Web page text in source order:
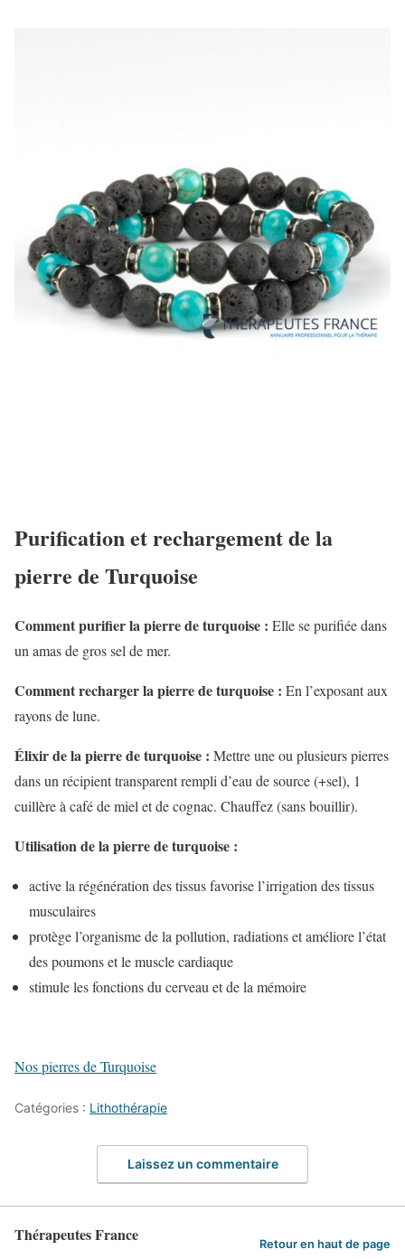
Purification et rechargement de la
pierre de Turquoise
Comment purifier la pierre de turquoise : Elle se purifiée dans
un amas de gros sel de mer.
Comment recharger la pierre de turquoise : En l’exposant aux
rayons de lune.
Élixir de la pierre de turquoise : Mettre une ou plusieurs pierres
dans un récipient transparent rempli d’eau de source (+sel), 1
cuillère à café de miel et de cognac. Chauffez (sans bouillir).
Utilisation de la pierre de turquoise :
active la régénération des tissus favorise l’irrigation des tissus
musculaires
protège l’organisme de la pollution, radiations et améliore l’état
des poumons et le muscle cardiaque
stimule les fonctions du cerveau et de la mémoire
Nos pierres de Turquoise
Catégories : Lithothérapie
Laissez un commentaire
Thérapeutes France Retour en haut de page